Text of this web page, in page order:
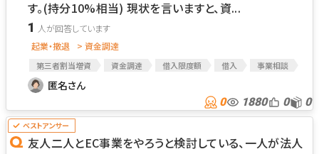
す。(持分10%相当) 現状を言いますと、資...
1
起業・撤退 > 資金調達
第三者割当増資 資金調達 借入限度額 借入 事業相談
匿名さん
0 1880 0 0
友人二人とEC事業をやろうと検討している、一人が法人